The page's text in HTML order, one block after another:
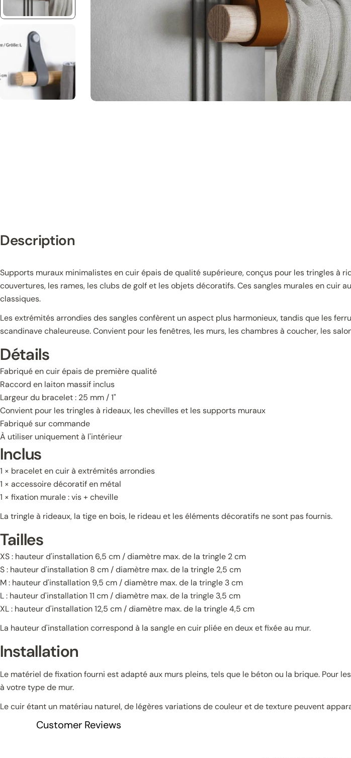
Description
Supports muraux minimalistes en cuir épais de qualité supérieure, conçus pour les tringles à
couvertures, les rames, les clubs de golf et les objets décoratifs. Ces sangles murales en
classiques.
Les extrémités arrondies des sangles confèrent un aspect plus harmonieux, tandis que les
scandinave chaleureuse. Convient pour les fenêtres, les murs, les chambres à coucher, les
Détails
Fabriqué en cuir épais de première qualité
Raccord en laiton massif inclus
Largeur du bracelet : 25 mm / 1"
Convient pour les tringles à rideaux, les chevilles et les supports muraux
Fabriqué sur commande
À utiliser uniquement à l'intérieur
Inclus
1 × bracelet en cuir à extrémités arrondies
1 × accessoire décoratif en métal
1 × fixation murale : vis + cheville
La tringle à rideaux, la tige en bois, le rideau et les éléments décoratifs ne sont pas fournis.
Tailles
XS : hauteur d'installation 6,5 cm / diamètre max. de la tringle 2 cm
S : hauteur d'installation 8 cm / diamètre max. de la tringle 2,5 cm
M : hauteur d'installation 9,5 cm / diamètre max. de la tringle 3 cm
L : hauteur d'installation 11 cm / diamètre max. de la tringle 3,5 cm
XL : hauteur d'installation 12,5 cm / diamètre max. de la tringle 4,5 cm
La hauteur d'installation correspond à la sangle en cuir pliée en deux et fixée au mur.
Installation
Le matériel de fixation fourni est adapté aux murs pleins, tels que le béton ou la brique. Pour
à votre type de mur.
Le cuir étant un matériau naturel, de légères variations de couleur et de texture peuvent
Customer Reviews